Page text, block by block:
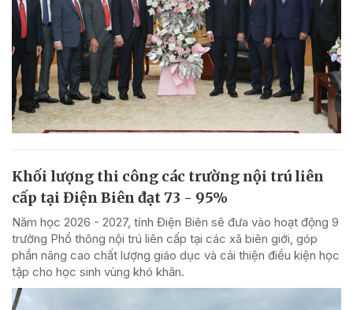
Khối lượng thi công các trường nội trú liên
cấp tại Điện Biên đạt 73 - 95%
Năm học 2026 - 2027, tỉnh Điện Biên sẽ đưa vào hoạt động 9
trường Phổ thông nội trú liên cấp tại các xã biên giới, góp
phần nâng cao chất lượng giáo dục và cải thiện điều kiện học
tập cho học sinh vùng khó khăn.